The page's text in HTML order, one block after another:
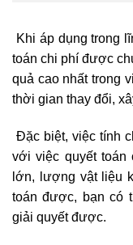
Khi áp dụng trong
toán chi phí được
quả cao nhất trong
thời gian thay đổi,
Đặc biệt, việc tính
với việc quyết toán
lớn, lượng vật liệu
toán được, bạn có
giải quyết được.